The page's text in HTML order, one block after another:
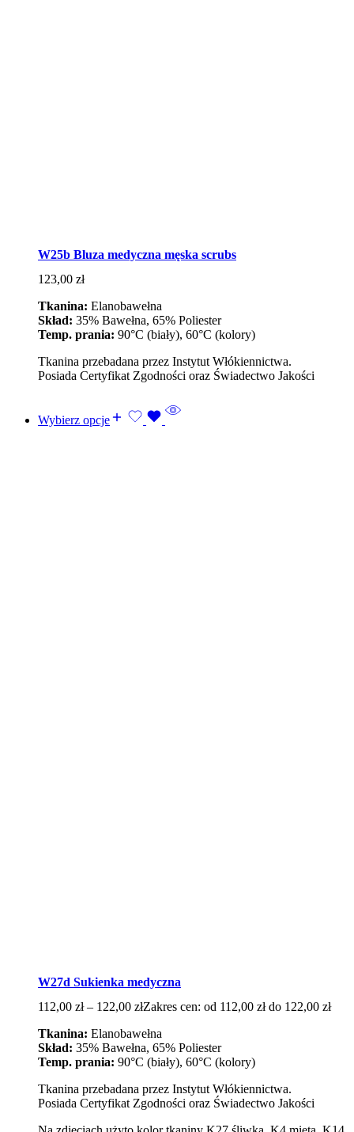
W25b Bluza medyczna męska scrubs
123,00 zł
Tkanina: Elanobawełna
Skład: 35% Bawełna, 65% Poliester
Temp. prania: 90°C (biały), 60°C (kolory)
Tkanina przebadana przez Instytut Włókiennictwa.
Posiada Certyfikat Zgodności oraz Świadectwo Jakości
Wybierz opcje
W27d Sukienka medyczna
112,00 zł – 122,00 złZakres cen: od 112,00 zł do 122,00 zł
Tkanina: Elanobawełna
Skład: 35% Bawełna, 65% Poliester
Temp. prania: 90°C (biały), 60°C (kolory)
Tkanina przebadana przez Instytut Włókiennictwa.
Posiada Certyfikat Zgodności oraz Świadectwo Jakości